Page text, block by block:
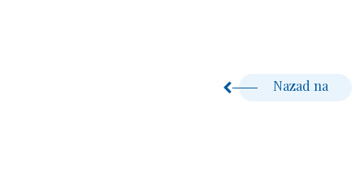
Nazad na